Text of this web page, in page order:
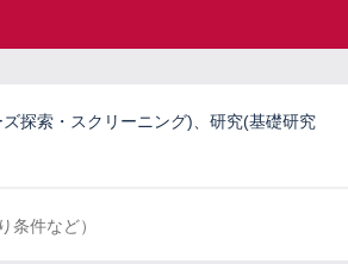
探索・スクリーニング)、研究(基礎研究
条件など）